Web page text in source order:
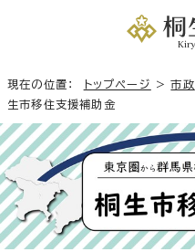
現在の位置： トップページ >市政
生市移住支援補助金